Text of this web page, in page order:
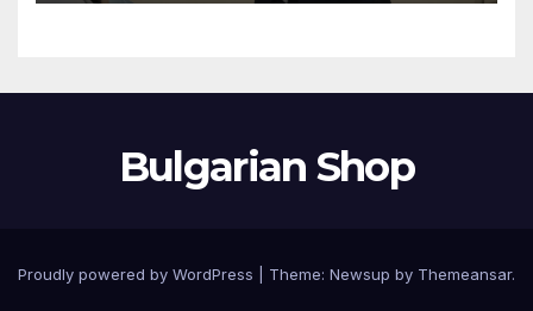
Bulgarian Shop
Proudly powered by WordPress Theme: Newsup by Themeansar.